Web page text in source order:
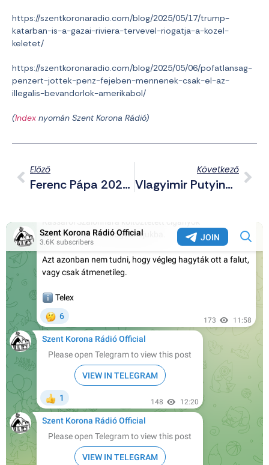
https://szentkoronaradio.com/blog/2025/05/17/trump-
katarban-is-a-gazai-riviera-tervevel-riogatja-a-kozel-
keletet/
https://szentkoronaradio.com/blog/2025/05/06/pofatlansag-
penzert-jottek-penz-fejeben-mennenek-csak-el-az-
illegalis-bevandorlok-amerikabol/
(Index nyomán Szent Korona Rádió)
Előző
Ferenc Pápa 2023-Ban Magánadományt Juttatott Ukrajna Számára Drónok Vásárlására
Következő
Vlagyimir Putyinnal Is Tárgyal Hétfőn Trump